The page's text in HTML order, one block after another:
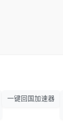
一键回国加速器